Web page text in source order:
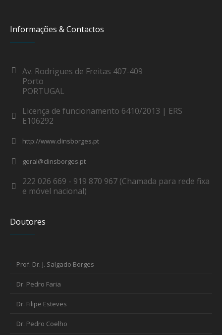
Informações & Contactos
Av. Rodrigues de Freitas 407-409
Porto
PORTUGAL
Licença de funcionamento 6410/2013 | ERS
E106292
http://www.clinsborges.pt
geral@clinsborges.pt
222 026 669 - 919 870 967 (Chamada para rede fixa
e móvel nacional)
Doutores
Prof. Dr. J. Salgado Borges
Dr. Pedro Faria
Dr. Filipe Esteves
Dr. Pedro Coelho